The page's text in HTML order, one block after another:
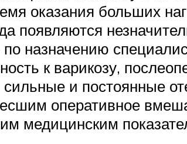
оказания больших
появляются
по назначению
к варикозу,
и постоянные
оперативное
медицинским